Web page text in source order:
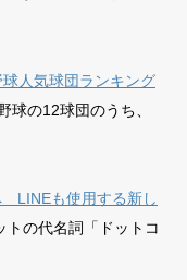
球人気球団ランキング
球の12球団のうち、
LINEも使用する新し
トの代名詞「ドットコ